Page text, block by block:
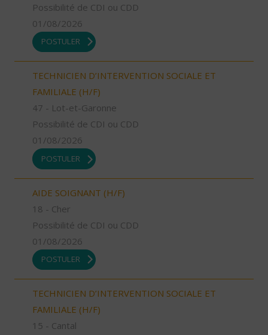
Possibilité de CDI ou CDD
01/08/2026
POSTULER
TECHNICIEN D’INTERVENTION SOCIALE ET
FAMILIALE (H/F)
47 - Lot-et-Garonne
Possibilité de CDI ou CDD
01/08/2026
POSTULER
AIDE SOIGNANT (H/F)
18 - Cher
Possibilité de CDI ou CDD
01/08/2026
POSTULER
TECHNICIEN D’INTERVENTION SOCIALE ET
FAMILIALE (H/F)
15 - Cantal